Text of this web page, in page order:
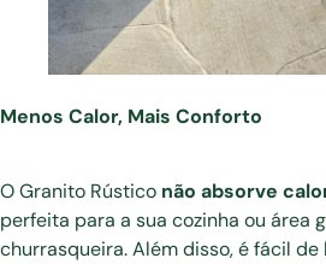
Menos Calor, Mais Conforto
O Granito Rústico não absorve
perfeita para a sua cozinha ou área
churrasqueira. Além disso, é fácil de